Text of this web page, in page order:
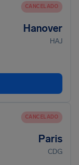
CANCELADO
Hanover
HAJ
CANCELADO
Paris
CDG